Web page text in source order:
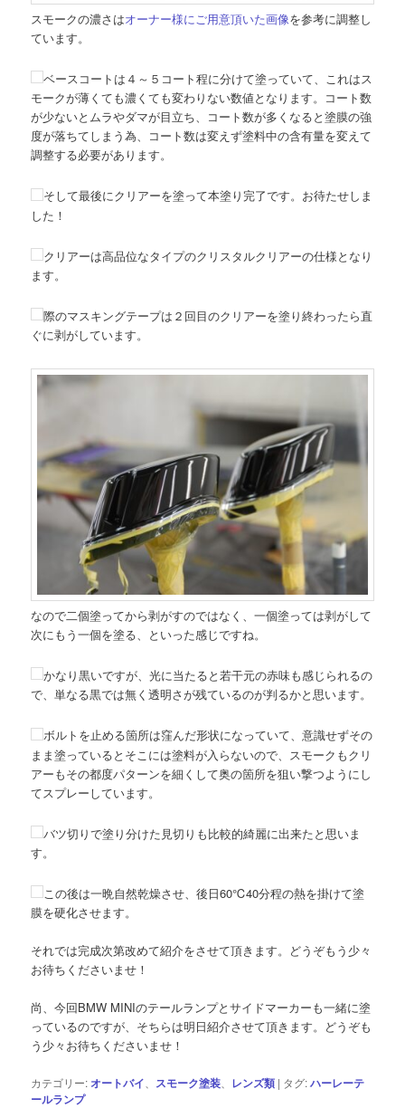
スモークの濃さはオーナー様にご用意頂いた画像を参考に調整し
ています。
ベースコートは４～５コート程に分けて塗っていて、これはス
モークが薄くても濃くても変わりない数値となります。コート数
が少ないとムラやダマが目立ち、コート数が多くなると塗膜の強
度が落ちてしまう為、コート数は変えず塗料中の含有量を変えて
調整する必要があります。
そして最後にクリアーを塗って本塗り完了です。お待たせしま
した！
クリアーは高品位なタイプのクリスタルクリアーの仕様となり
ます。
際のマスキングテープは２回目のクリアーを塗り終わったら直
ぐに剥がしています。
なので二個塗ってから剥がすのではなく、一個塗っては剥がして
次にもう一個を塗る、といった感じですね。
かなり黒いですが、光に当たると若干元の赤味も感じられるの
で、単なる黒では無く透明さが残ているのが判るかと思います。
ボルトを止める箇所は窪んだ形状になっていて、意識せずその
まま塗っているとそこには塗料が入らないので、スモークもクリ
アーもその都度パターンを細くして奥の箇所を狙い撃つようにし
てスプレーしています。
バツ切りで塗り分けた見切りも比較的綺麗に出来たと思いま
す。
この後は一晩自然乾燥させ、後日60℃40分程の熱を掛けて塗
膜を硬化させます。
それでは完成次第改めて紹介をさせて頂きます。どうぞもう少々
お待ちくださいませ！
尚、今回BMW MINIのテールランプとサイドマーカーも一緒に塗
っているのですが、そちらは明日紹介させて頂きます。どうぞも
う少々お待ちくださいませ！
カテゴリー: オートバイ スモーク塗装 レンズ類 | タグ:ハーレーテ
ールランプ